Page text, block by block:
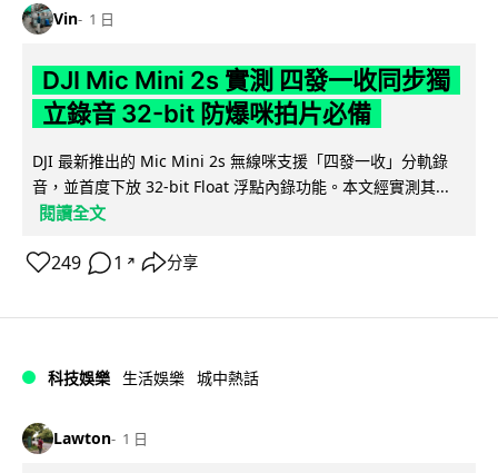
Vin 1 日
DJI Mic Mini 2s 實測 四發一收同步獨
立錄音 32-bit 防爆咪拍片必備
DJI 最新推出的 Mic Mini 2s 無線咪支援「四發一收」分軌錄
音，並首度下放 32-bit Float 浮點內錄功能。本文經實測其...
閱讀全文
249 1 ↗ 分享
科技娛樂 生活娛樂 城中熱話
Lawton 1 日